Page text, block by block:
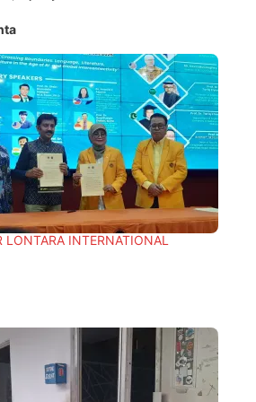
INTERNATIONAL